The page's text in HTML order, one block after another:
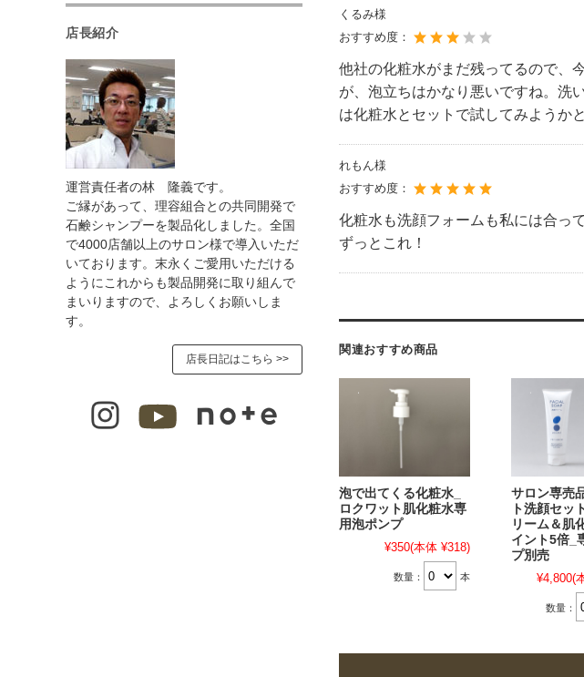
くるみ様
おすすめ度：
他社の化粧水がまだ残ってるので、
が、泡立ちはかなり悪いですね。洗
は化粧水とセットで試してみようか
れもん様
おすすめ度：
化粧水も洗顔フォームも私には合って
ずっとこれ！
関連おすすめ商品
泡で出てくる化粧水_
ロクワット肌化粧水専
用泡ポンプ
¥350(本体 ¥318)
数量： 本
サロン専売
ト洗顔セッ
リーム＆肌
イント5倍_
プ別売
¥4,800(
数量：
店長紹介
運営責任者の林 隆義です。
ご縁があって、理容組合との共同開発で
石鹸シャンプーを製品化しました。全国
で4000店舗以上のサロン様で導入いただ
いております。末永くご愛用いただける
ようにこれからも製品開発に取り組んで
まいりますので、よろしくお願いしま
す。
店長日記はこちら >>